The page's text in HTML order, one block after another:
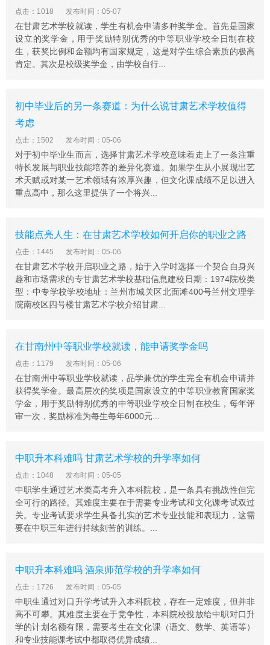
点击：1018 发布时间：05-07
在甘肃艺术学校就读，学生有机会申请多种奖学金。首先是国家
设立的奖学金，用于奖励特别优秀的中等职业学校全日制在校
生，获奖比例和金额均有国家规定，这是对学生综合素质的极高
肯定。其次是校级奖学金，由学校自行...
初中毕业后的另一条赛道：为什么说甘肃艺术学校值得
考虑
点击：1502 发布时间：05-06
对于初中毕业生而言，选择甘肃艺术学校意味着走上了一条注重
特长发展与职业技能培养的差异化赛道。如果学生从小展现出艺
术天赋或对某一艺术领域有浓厚兴趣，但文化课成绩不足以进入
重点高中，那么这里提供了一个将兴...
技能点亮人生：在甘肃艺术学校如何开启你的职业之路
点击：1445 发布时间：05-06
在甘肃艺术学校开启职业之路，始于入学时选择一个契合自身兴
趣和市场需求的专甘肃艺术学校基础信息建校日期：1974院校类
型：中专学校学校地址：兰州市城关区北面滩400号兰州文理学
院南校区四号楼甘肃艺术学校介绍甘肃...
在甘南州中等职业学校就读，能申请奖学金吗
点击：1179 发布时间：05-06
在甘南州中等职业学校就读，品学兼优的学生完全有机会申请并
获得奖学金。最高层次的奖项是国家设立的中等职业教育国家奖
学金，用于奖励特别优秀的中等职业学校全日制在校生，每年评
审一次，奖励标准为每生每年6000元...
中职升本科难吗 甘肃艺术学校的升学率如何
点击：1048 发布时间：05-05
中职学生通过艺术类高考升入本科院校，是一条具有挑战性但完
全可行的路径。其难度主要在于需要专业考试和文化课考试双过
关。专业考试要求学生具备扎实的艺术专业技能和表现力，这需
要在中职三年进行持续刻苦的训练。...
中职升本科难吗 酒泉师范学校的升学率如何
点击：1726 发布时间：05-05
中职生通过对口升学考试升入本科院校，存在一定难度，但并非
高不可攀。其难度主要在于竞争性，本科院校投放给中职对口升
学的计划名额有限，需要考生在文化课（语文、数学、英语等）
和专业技能课考试中都取得优异成绩...